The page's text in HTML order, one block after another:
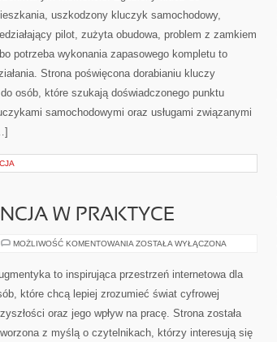
uszkodzony kluczyk samochodowy,
pilot, zużyta obudowa, problem z zamkiem
potrzeba wykonania zapasowego kompletu to
Strona poświęcona dorabianiu kluczy
osób, które szukają doświadczonego punktu
samochodowymi oraz usługami związanymi
W PRAKTYCE
MOŻLIWOŚĆ KOMENTOWANIA SZTUCZNA
PRAKTYCE
ZOSTAŁA WYŁĄCZONA
to inspirująca przestrzeń internetowa dla
które chcą lepiej zrozumieć świat cyfrowej
oraz jego wpływ na pracę. Strona została
z myślą o czytelnikach, którzy interesują się